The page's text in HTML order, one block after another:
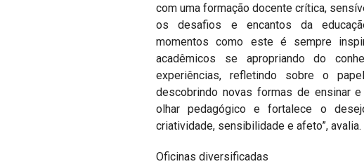
com uma formação docente crítica,
os desafios e encantos da
momentos como este é sempre
acadêmicos se apropriando do
experiências, refletindo sobre o
descobrindo novas formas de ensinar
olhar pedagógico e fortalece o
criatividade, sensibilidade e afeto”, avalia.
Oficinas diversificadas